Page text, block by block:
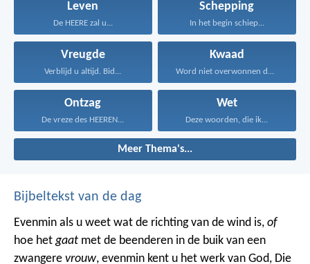
Leven
De HEERE zal u...
Schepping
In het begin schiep...
Vreugde
Verblijd u altijd. Bid...
Kwaad
Word niet overwonnen door...
Ontzag
De vreze des HEEREN...
Wet
Deze woorden, die ik...
Meer Thema's...
Bijbeltekst van de dag
Evenmin als u weet wat de richting van de wind is, of
hoe hetgaat met de beenderen in de buik van een
zwangere vrouw, evenmin kent u het werk van God, Die